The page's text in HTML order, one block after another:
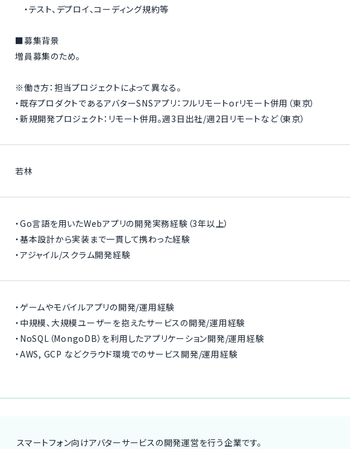
・テスト、デプロイ、コーディング規約等
■募集背景
増員募集のため。
※働き方：担当プロジェクトによって異なる。
・既存プロダクトであるアバターSNSアプリ：フルリモートorリモート併用（東京）
・新規開発プロジェクト：リモート併用。週3日出社/週2日リモートなど（東京）
若林
・Go言語を用いたWebアプリの開発実務経験（3年以上）
・基本設計から実装まで一貫して携わった経験
・アジャイル/スクラム開発経験
・ゲームやモバイルアプリの開発/運用経験
・中規模、大規模ユーザーを抱えたサービスの開発/運用経験
・NoSQL（MongoDB）を利用したアプリケーション開発/運用経験
・AWS, GCP などクラウド環境でのサービス開発/運用経験
スマートフォン向けアバターサービスの開発運営を行う企業です。